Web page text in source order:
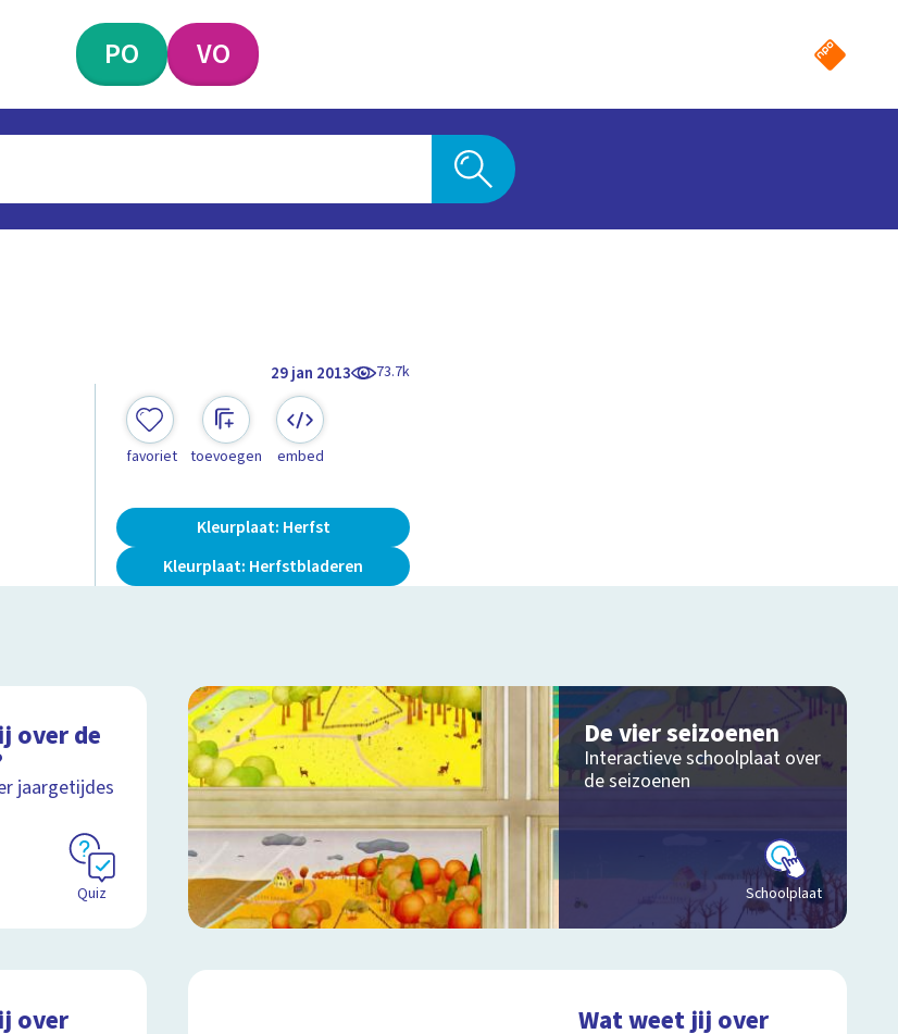
PO VO
29 jan 2013 73.7k
favoriet toevoegen embed
Kleurplaat: Herfst
Kleurplaat: Herfstbladeren
over de
jaargetijdes
Quiz
De vier seizoenen
Interactieve schoolplaat over
de seizoenen
Schoolplaat
over Wat weet jij over